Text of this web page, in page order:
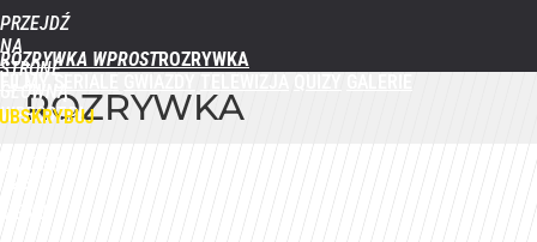
PRZEJDŹ
NA
STRONĘ
GŁÓWNĄ
WPROST.PL
ROZRYWKA WPROST
ROZRYWKA